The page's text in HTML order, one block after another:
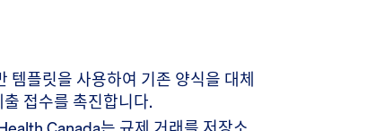
템플릿을 사용하여 기존 양식을 대체
접수를 촉진합니다.